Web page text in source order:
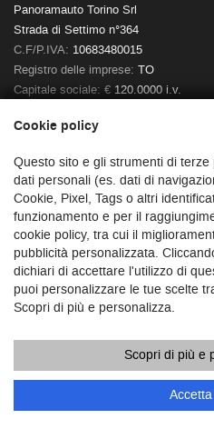
Panoramauto Torino Srl
Strada di Settimo n°364
C.F/P.IVA: 10683480015
Registro delle imprese: TO
Capitale sociale: € 120.0000 i.v.
Copyright © 2026
Leggi l'informativa sulla privacy-
Sito creato da:
Cookie policy
Questo sito e gli strumenti di
dati personali (es. dati di
Cookie, Pixel, Tags o altri
funzionamento e per il
cookie policy, tra cui il
pubblicità personalizzata.
dichiari di accettare l'utilizzo di
puoi personalizzare le tue scelte
Scopri di più e personalizza.
Scopri di più e